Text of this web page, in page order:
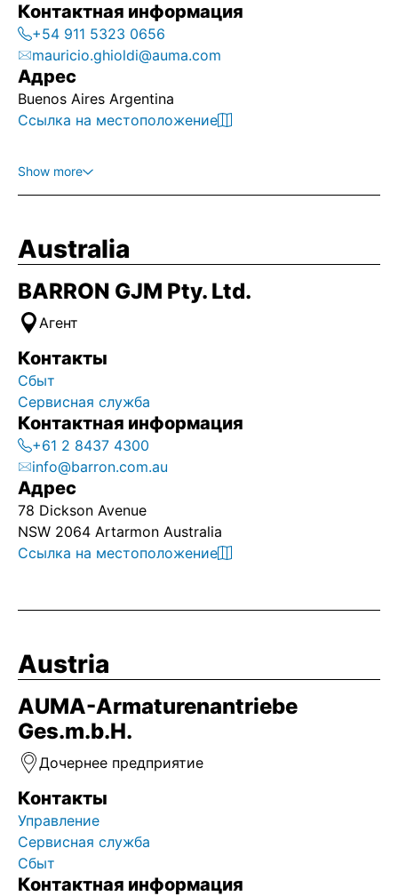
Контактная информация
+54 911 5323 0656
mauricio.ghioldi@auma.com
Адрес
Buenos Aires Argentina
Ссылка на местоположение
Show more
Australia
BARRON GJM Pty. Ltd.
Агент
Контакты
Сбыт
Сервисная служба
Контактная информация
+61 2 8437 4300
info@barron.com.au
Адрес
78 Dickson Avenue
NSW 2064 Artarmon Australia
Ссылка на местоположение
Austria
AUMA-Armaturenantriebe
Ges.m.b.H.
Дочернее предприятие
Контакты
Управление
Сервисная служба
Сбыт
Контактная информация